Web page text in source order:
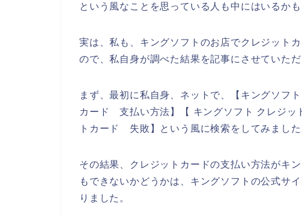
という風なことを思っている人も中にはいるかも
実は、私も、キングソフトのお店でクレジット
ので、私自身が調べた結果を記事にさせていただ
まず、最初に私自身、ネットで、【キングソフ
カード 支払い方法】【 キングソフト クレジッ
トカード 失敗】という風に検索をしてみました
その結果、クレジットカードの支払い方法がキ
もできないかどうかは、キングソフトの公式サ
りました。